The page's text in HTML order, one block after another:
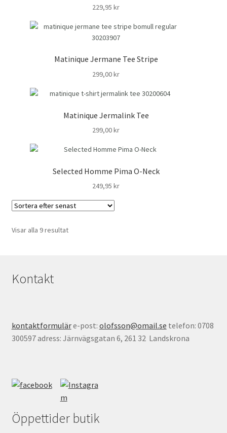
229,95 kr
Matinique Jermane Tee Stripe
299,00kr
Matinique Jermalink Tee
299,00kr
Selected Homme Pima O-Neck
249,95 kr
Visar alla 9 resultatSortera
Kontakt
kontaktformuläre-post: olofsson@omail.se telefon: 0708
300597 adress: Järnvägsgatan 6, 261 32 Landskrona
Öppettider butik